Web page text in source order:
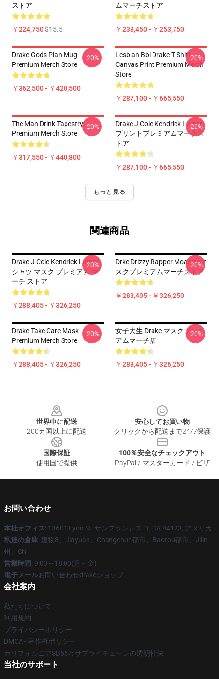
ストア
￥224,750$15.5
ムマーチストア
￥233,450 - ￥253,750
Drake Gods Plan Mug
Premium Merch Store
￥362,500 - ￥420,500
-20%
Lesbian Bbl Drake T Shirt
Canvas Print Premium Merch
Store
￥287,100 - ￥665,550
-20%
The Man Drink Tapestry
Premium Merch Store
￥317,550 - ￥440,800
-20%
Drake J Cole Kendrick Lamar
プリントプレミアムマーチス
トア
￥287,100 - ￥665,550
-20%
もっと見る
関連商品
Drake J Cole Kendrick Lamar
シャツ マスク プレミアム マ
ーチ ストア
￥288,405 - ￥326,250
-20%
Drke Drizzy Rapper Moasiacマ
スクプレミアムマーチストア
￥288,405 - ￥326,250
-20%
Drake Take Care Mask
Premium Merch Store
￥288,405 - ￥326,250
-20%
女子大生 Drake マスクプレミ
アムマーチ店
￥288,405 - ￥326,250
-20%
世界中に配送
200カ国以上に配送
安心してお買い物
クリックから配送まで24/7保護
国際保証
使用国で提供
100％安全なチェックアウト
PayPal / マスターカード / ビザ
お問い合わせ
本社オフィス: 13601 Lyon St, サンフランシスコ, CA 94123, アメリカ
私達の倉庫: 建物8、Jiayuan、Changchun都市、Baotou都市、Jilin
州、CN
営業時間: 9:00～18:00(月～金)
電子メールお問い合わせdrakeショップ
会社案内
私たちについて
利用規約
プライバシーポリシー
DMCA - 著作権ポリシー
カリフォルニアSB657: サプライチェーンの透明性法
当社のサポート